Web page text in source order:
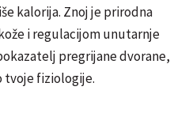
kalorija. Znoj je prirodna
i regulacijom unutarnje
pregrijane dvorane,
tvoje fiziologije.